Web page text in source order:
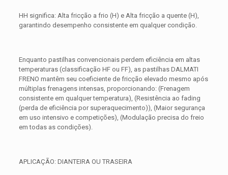
HH significa: Alta fricção a frio (H) e Alta fricção a quente (H),
garantindo desempenho consistente em qualquer condição.
Enquanto pastilhas convencionais perdem eficiência em altas
temperaturas (classificação HF ou FF), as pastilhas DALMATI
FRENO mantêm seu coeficiente de fricção elevado mesmo após
múltiplas frenagens intensas, proporcionando: (Frenagem
consistente em qualquer temperatura), (Resistência ao fading
(perda de eficiência por superaquecimento)), (Maior segurança
em uso intensivo e competições), (Modulação precisa do freio
em todas as condições).
APLICAÇÃO: DIANTEIRA OU TRASEIRA